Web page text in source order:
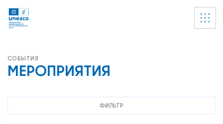
МЕРОПРИЯТИЯ
ФИЛЬТР
Ссылки
УВЕДОМЛЕНИЕ
Список пуст